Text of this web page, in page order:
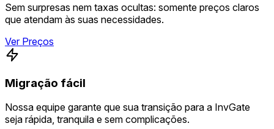
Sem surpresas nem taxas ocultas: somente preços claros
que atendam às suas necessidades.
Ver Preços
Migração fácil
Nossa equipe garante que sua transição para a InvGate
seja rápida, tranquila e sem complicações.